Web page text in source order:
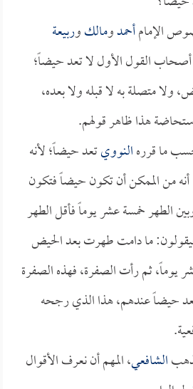
الإمامأحمدومالكوربيعة
أصحاب القول الأول لا تعد حيضاً؛
ولا متصلة به لا قبله ولا بعده،
هذا ظاهر قولهم.
ما قررهالنوويتعد حيضاً؛ لأنه
من الممكن أن تكون حيضاً فتكون
الطهر خمسة عشر يوماً فأقل الطهر
ما دامت طهرت بعد الحيض
يوماً، ثم رأت الصفرة، فهذه الصفرة
حيضاً عندهم، هذا الذي رجحه
الشافعي، المهم أن نعرف الأقوال